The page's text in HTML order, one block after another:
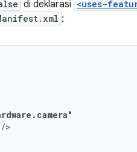
di deklarasi <uses-
:
/>